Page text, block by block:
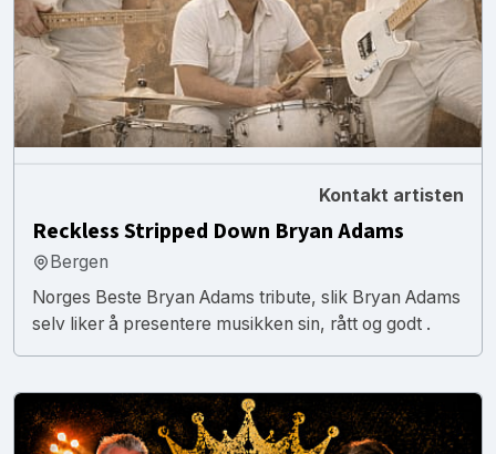
Kontakt artisten
Reckless Stripped Down Bryan Adams
Bergen
Norges Beste Bryan Adams tribute, slik Bryan Adams
selv liker å presentere musikken sin, rått og godt .